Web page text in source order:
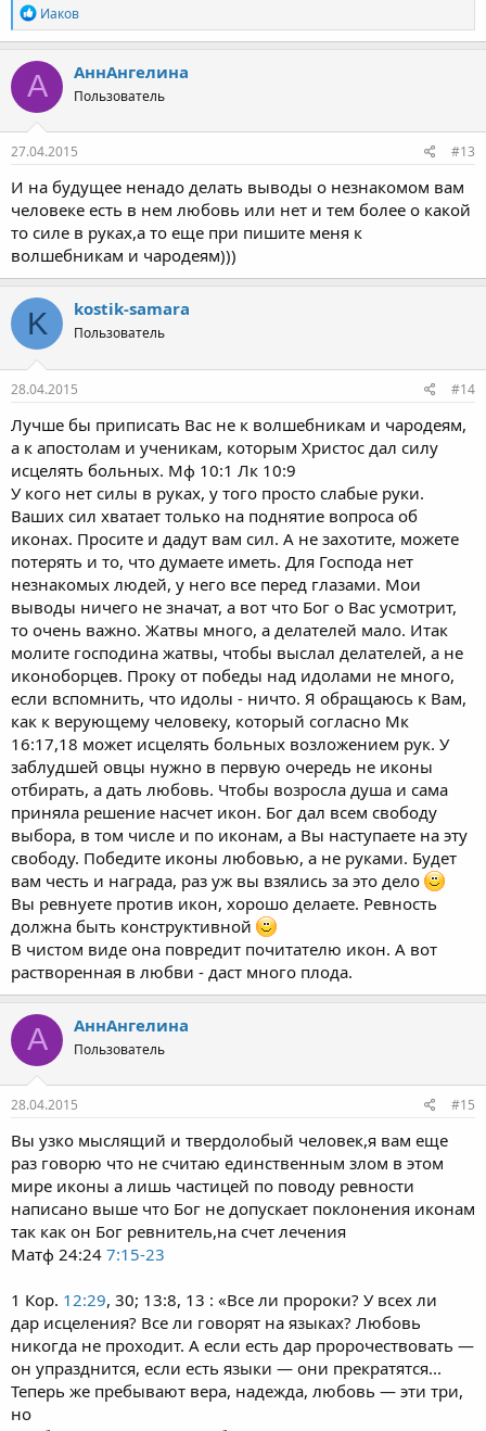
Р
е
а
к
ц
и
и
:
Иаков
А АннАнгелина
Пользователь
27.04.2015 #13
И на будущее ненадо делать выводы о незнакомом вам
человеке есть в нем любовь или нет и тем более о какой
то силе в руках,а то еще при пишите меня к
волшебникам и чародеям)))
K kostik-samara
Пользователь
28.04.2015 #14
Лучше бы приписать Вас не к волшебникам и чародеям,
а к апостолам и ученикам, которым Христос дал силу
исцелять больных. Мф 10:1 Лк 10:9
У кого нет силы в руках, у того просто слабые руки.
Ваших сил хватает только на поднятие вопроса об
иконах. Просите и дадут вам сил. А не захотите, можете
потерять и то, что думаете иметь. Для Господа нет
незнакомых людей, у него все перед глазами. Мои
выводы ничего не значат, а вот что Бог о Вас усмотрит,
то очень важно. Жатвы много, а делателей мало. Итак
молите господина жатвы, чтобы выслал делателей, а не
иконоборцев. Проку от победы над идолами не много,
если вспомнить, что идолы - ничто. Я обращаюсь к Вам,
как к верующему человеку, который согласно Мк
16:17,18 может исцелять больных возложением рук. У
заблудшей овцы нужно в первую очередь не иконы
отбирать, а дать любовь. Чтобы возросла душа и сама
приняла решение насчет икон. Бог дал всем свободу
выбора, в том числе и по иконам, а Вы наступаете на эту
свободу. Победите иконы любовью, а не руками. Будет
вам честь и награда, раз уж вы взялись за это дело
Вы ревнуете против икон, хорошо делаете. Ревность
должна быть конструктивной
В чистом виде она повредит почитателю икон. А вот
растворенная в любви - даст много плода.
А АннАнгелина
Пользователь
28.04.2015 #15
Вы узко мыслящий и твердолобый человек,я вам еще
раз говорю что не считаю единственным злом в этом
мире иконы а лишь частицей по поводу ревности
написано выше что Бог не допускает поклонения иконам
так как он Бог ревнитель,на счет лечения
Матф 24:24 7:15-23
1 Кор. 12:29, 30; 13:8, 13 : «Все ли пророки? У всех ли
дар исцеления? Все ли говорят на языках? Любовь
никогда не проходит. А если есть дар пророчествовать —
он упразднится, если есть языки — они прекратятся...
Теперь же пребывают вера, надежда, любовь — эти три,
но